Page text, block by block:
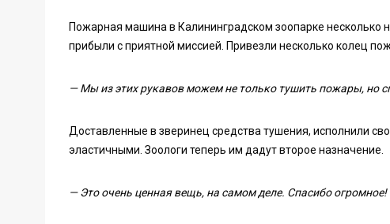
Пожарная машина в Калининградском зоопарке несколько
прибыли с приятной миссией. Привезли несколько колец
— Мы из этих рукавов можем не только тушить пожары, но
Доставленные в зверинец средства тушения, исполнили
эластичными. Зоологи теперь им дадут второе назначение.
— Это очень ценная вещь, на самом деле. Спасибо огромное!